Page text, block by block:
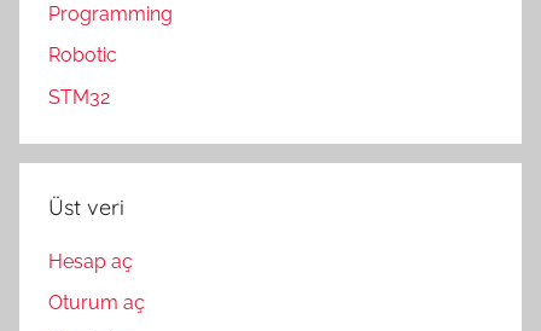
Programming
Robotic
STM32
Üst veri
Hesap aç
Oturum aç